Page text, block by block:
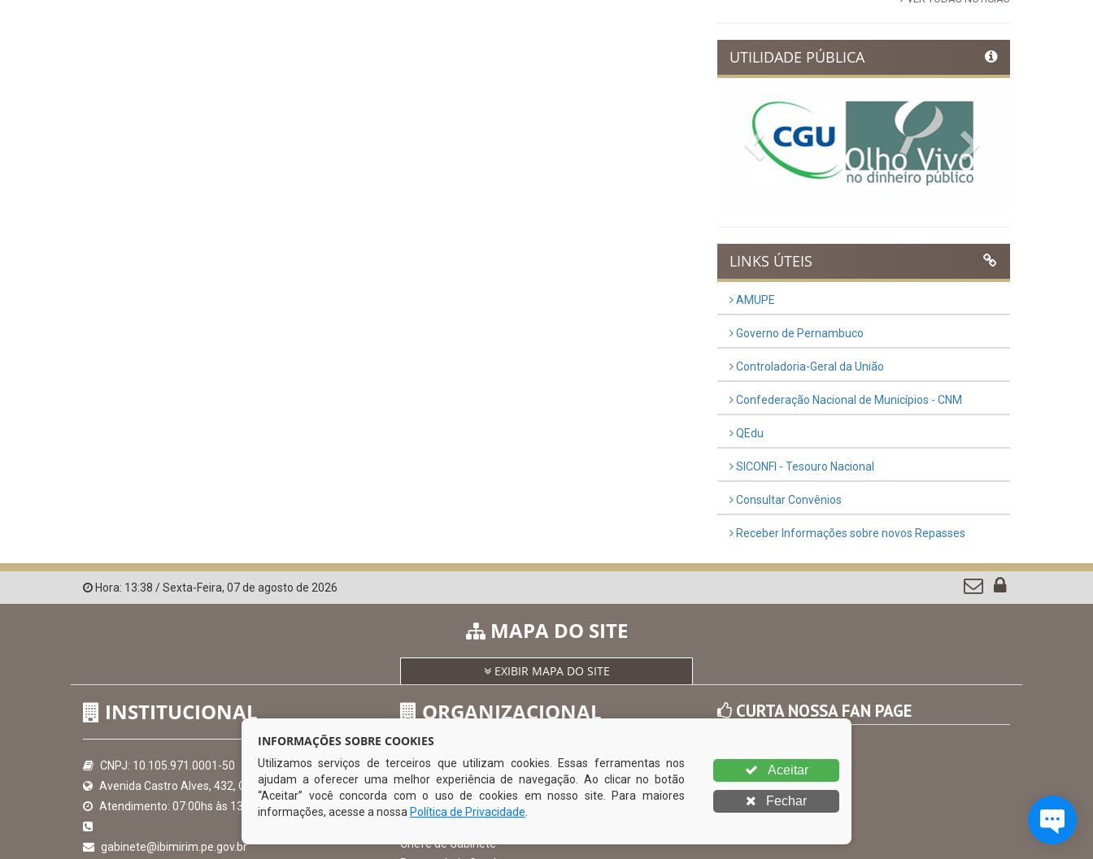
UTILIDADE PÚBLICA
Previous
LINKS ÚTEIS
AMUPE
Governo de Pernambuco
Controladoria-Geral da União
Confederação Nacional de Municípios - CNM
QEdu
SICONFI - Tesouro Nacional
Consultar Convênios
Receber Informações sobre novos Repasses
Hora: 13:38 /Sexta-Feira, 07 de agosto de 2026
MAPA DO SITE
EXIBIR MAPA DO SITE
INSTITUCIONAL
CNPJ: 10.105.971.0001-50
Avenida Castro Alves, 432, Centro - CEP: 56-580-000
Atendimento: 07:00hs às 13:00hs
gabinete@ibimirim.pe.gov.br
ORGANIZACIONAL
O Prefeito
Vice Prefeito
Ouvidoria Municipal
Chefe de Gabinete
CURTA NOSSA FAN PAGE
INFORMAÇÕES SOBRE COOKIES
Utilizamos serviços de terceiros que utilizam cookies. Essas ferramentas nos
ajudam a oferecer uma melhor experiência de navegação. Ao clicar no botão
“Aceitar” você concorda com o uso de cookies em nosso site. Para maiores
informações, acesse a nossa Política de Privacidade
Aceitar
Fechar